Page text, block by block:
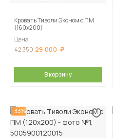
Кровать Тиволи Эконом с ПМ
(160х200)
Цена
42 350 29 000
В корзину
-33%